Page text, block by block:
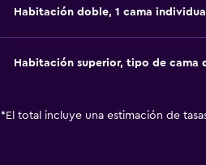
Habitación doble, 1 cama individual
Habitación superior, tipo de cama
* El total incluye una estimación de